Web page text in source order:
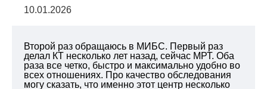
10.01.2026
Второй раз обращаюсь в МИБС. Первый раз
делал КТ несколько лет назад, сейчас МРТ. Оба
раза все четко, быстро и максимально удобно во
всех отношениях. Про качество обследования
могу сказать, что именно этот центр несколько